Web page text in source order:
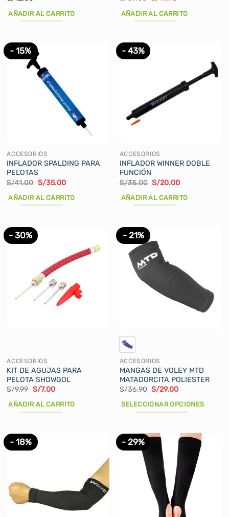
AÑADIR AL CARRITO
original
era:
actual
AÑADIR AL CARRITO
- 15%
ACCESORIOS
INFLADOR SPALDING PARA
PELOTAS
S/41.00 El
original
era:
S/35.00El
actual
AÑADIR AL CARRITO
- 43%
ACCESORIOS
INFLADOR WINNER DOBLE
FUNCIÓN
S/35.00 El
original
era:
S/20.00El
actual
AÑADIR AL CARRITO
- 30%
ACCESORIOS
KIT DE AGUJAS PARA
PELOTA SHOWGOL
S/9.99 El
original
era:
S/7.00El
actual
es:
AÑADIR AL CARRITO
- 21%
ACCESORIOS
MANGAS DE VOLEY MTD
MATADORCITA POLIESTER
S/36.90 El
original
era:
S/29.00El
actual
es:
SELECCIONAR OPCIONES
tiene
múltiples
variantes.
- 18% - 29%